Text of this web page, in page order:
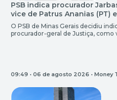
PSB indica procurador
vice de Patrus Ananias (PT)
O PSB de Minas Gerais decidiu
procurador-geral de Justiça, como
09:49 • 06 de agosto 2026 • Money